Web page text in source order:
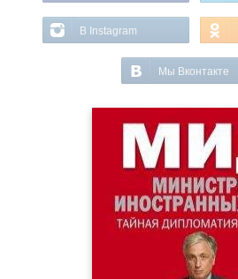
В Instagram
Мы Вконтакте